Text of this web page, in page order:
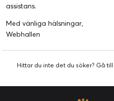
assistans.
Med vänliga hälsningar,
Webhallen
Hittar du inte det du söker? Gå till